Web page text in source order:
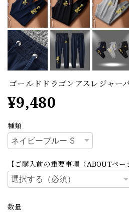
ゴールドドラゴンアスレジャ
¥9,480
種類
【ご購入前の重要事項（ABOUTペー
数量